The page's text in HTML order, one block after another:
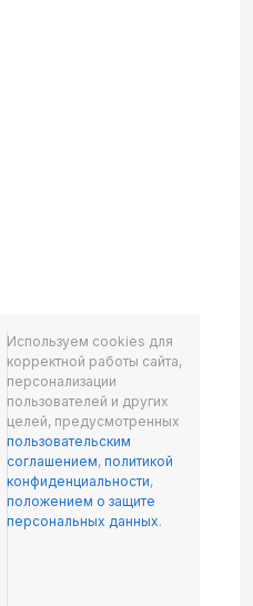
Используем cookies для
корректной работы сайта,
персонализации
пользователей и других
целей, предусмотренных
пользовательским
соглашением,политикой
конфиденциальности,
положением о защите
персональных данных.